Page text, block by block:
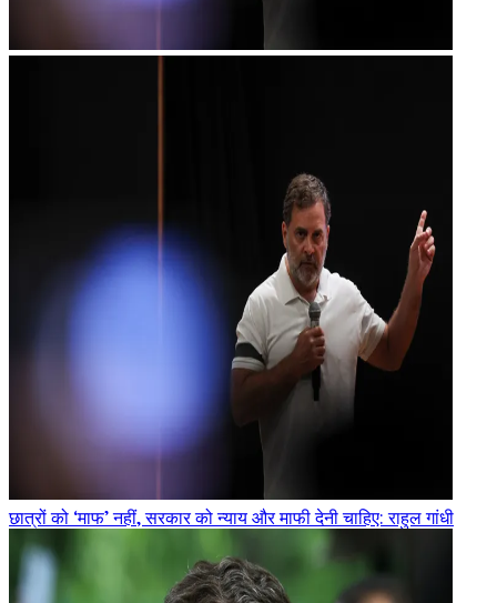
छात्रों को ‘माफ’ नहीं, सरकार को न्याय और माफी देनी चाहिए: राहुल गांधी